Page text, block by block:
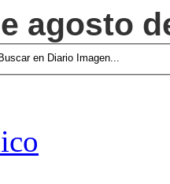
agosto